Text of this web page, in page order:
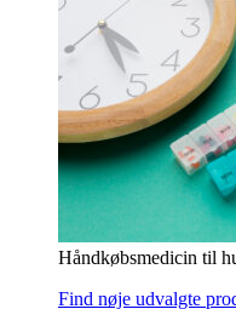
Håndkøbsmedicin til
Find nøje udvalgte